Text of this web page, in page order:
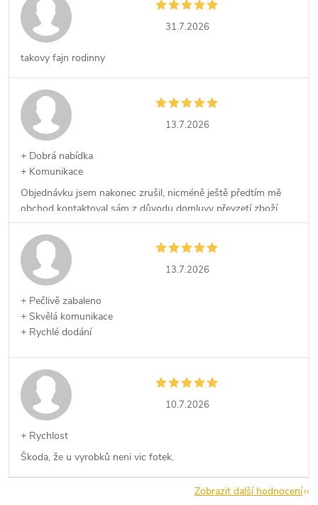
31.7.2026
takovy fajn rodinny
13.7.2026
+ Dobrá nabídka
+ Komunikace
Objednávku jsem nakonec zrušil, nicméně ještě předtím mě
obchod kontaktoval sám z důvodu domluvy převzetí zboží,
což kvituji.
13.7.2026
+ Pečlivě zabaleno
+ Skvělá komunikace
+ Rychlé dodání
10.7.2026
+ Rychlost
Škoda, že u vyrobků neni vic fotek.
Zobrazit další hodnocení